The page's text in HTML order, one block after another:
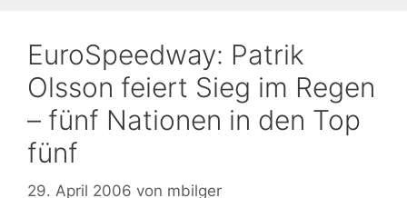
EuroSpeedway: Patrik
Olsson feiert Sieg im Regen
– fünf Nationen in den Top
fünf
29. April 2006 von mbilger